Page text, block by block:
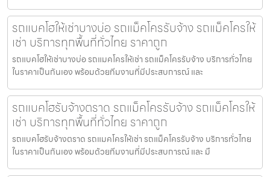
รถแบคโฮให้เช่าบางบ่อ รถแม็คโครรับจ้าง รถแม็คโครให้
เช่า บริการทุกพื้นที่ทั่วไทย ราคาถูก
รถแบคโฮให้เช่าบางบ่อ รถแมคโครให้เช่า รถแม็คโครรับจ้าง บริการทั่วไทย
ในราคาเป็นกันเอง พร้อมด้วยทีมงานที่มีประสบการณ์ และ
รถแบคโฮรับจ้างตราด รถแม็คโครรับจ้าง รถแม็คโครให้
เช่า บริการทุกพื้นที่ทั่วไทย ราคาถูก
รถแบคโฮรับจ้างตราด รถแมคโครให้เช่า รถแม็คโครรับจ้าง บริการทั่วไทย
ในราคาเป็นกันเอง พร้อมด้วยทีมงานที่มีประสบการณ์ และ มื